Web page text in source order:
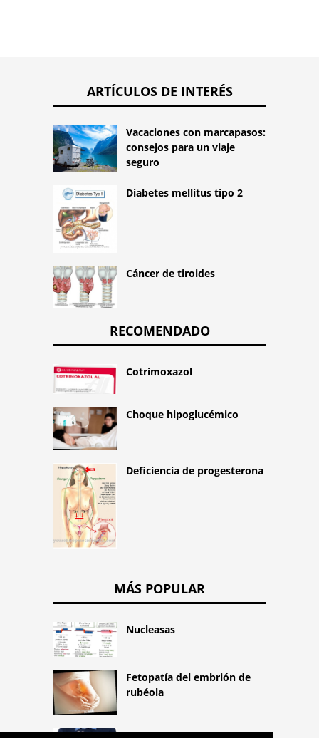
ARTÍCULOS DE INTERÉS
Vacaciones con marcapasos:
consejos para un viaje
seguro
Diabetes mellitus tipo 2
Cáncer de tiroides
RECOMENDADO
Cotrimoxazol
Choque hipoglucémico
Deficiencia de progesterona
MÁS POPULAR
Nucleasas
Fetopatía del embrión de
rubéola